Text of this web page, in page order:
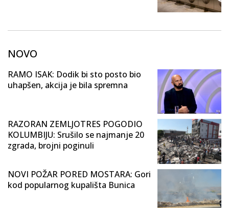
NOVO
RAMO ISAK: Dodik bi sto posto bio
uhapšen, akcija je bila spremna
RAZORAN ZEMLJOTRES POGODIO
KOLUMBIJU: Srušilo se najmanje 20
zgrada, brojni poginuli
NOVI POŽAR PORED MOSTARA: Gori
kod popularnog kupališta Bunica